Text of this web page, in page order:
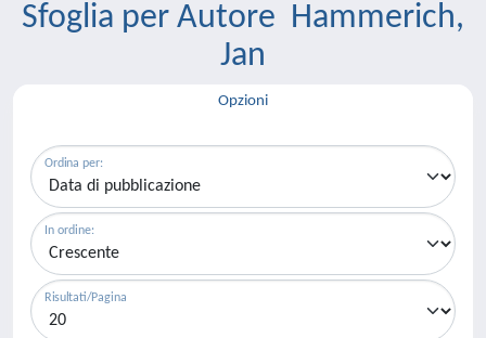
Sfoglia per Autore Hammerich,
Jan
Opzioni
Ordina per:
In ordine:
Risultati/Pagina